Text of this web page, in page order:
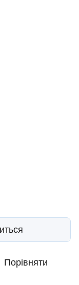
Порівняти